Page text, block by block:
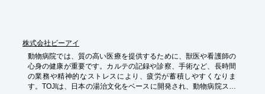
株式会社ビーアイ
動物病院では、質の高い医療を提供するために、獣医や看護師の
心身の健康が重要です。カルテの記録や診察、手術など、長時間
の業務や精神的なストレスにより、疲労が蓄積しやすくなりま
す。TOJIは、日本の湯治文化をベースに開発され、動物病院スタ